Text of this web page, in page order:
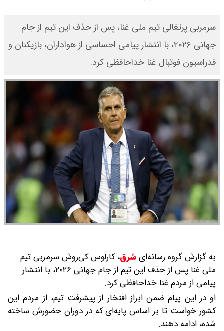
شنبه ۱۷ مرداد ۱۴۰۵ / قیمت دنا چند ؟
+ جدول
آغاز شد / خرید کوییک با پیش
پرداخت ۵۰۰ میلیون تومان + لینک
شاخص بورس امروز شنبه ۱۷ مرداد
۱۴۰۵ / شاخص افزایشی شد + تحلیل
سرمربی پرتغالی تیم ملی غنا، پس از حذف این تیم از جام
جهانی ۲۰۲۶، با انتشار پیامی احساسی از هواداران، بازیکنان و
فدراسیون فوتبال غنا خداحافظی کرد.
به گزارش گروه رسانه‌ایشرق،کارلوس کی‌روش سرمربی تیم
ملی غنا پس از حذف این تیم از جام جهانی ۲۰۲۶، با انتشار
پیامی از مردم غنا خداحافظی کرد.
او در این پیام ضمن ابراز افتخار از پیشرفت تیم، از مردم این
کشور خواست تا بر اساس پایه‌ای که در دوران حضورش ساخته
شده، ادامه دهند.